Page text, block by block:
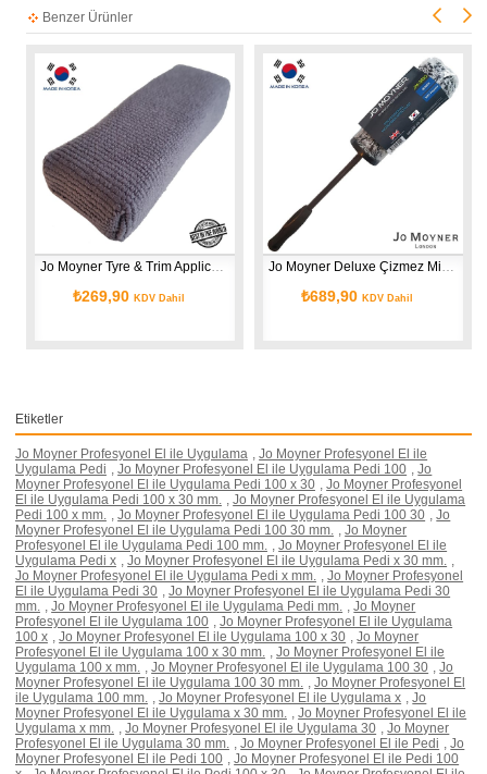
Benzer Ürünler
Jo Moyner Tyre & Trim Applicator - Lastik ve Plastik Uygulama Pedi Aplikatörü Kore'den ithal
KDV Dahil
Jo Moyner Deluxe Çizmez Mikrofiber Hızlı Jant Temizleme Fırçası Büyük Boy Kore'den ithal
KDV Dahil
Etiketler
Jo Moyner Profesyonel El ile Uygulama , Jo Moyner Profesyonel El ile
Uygulama Pedi , Jo Moyner Profesyonel El ile Uygulama Pedi 100 , Jo
Moyner Profesyonel El ile Uygulama Pedi 100 x 30 , Jo Moyner Profesyonel
El ile Uygulama Pedi 100 x 30 mm. , Jo Moyner Profesyonel El ile Uygulama
Pedi 100 x mm. , Jo Moyner Profesyonel El ile Uygulama Pedi 100 30 , Jo
Moyner Profesyonel El ile Uygulama Pedi 100 30 mm. , Jo Moyner
Profesyonel El ile Uygulama Pedi 100 mm. , Jo Moyner Profesyonel El ile
Uygulama Pedi x , Jo Moyner Profesyonel El ile Uygulama Pedi x 30 mm. ,
Jo Moyner Profesyonel El ile Uygulama Pedi x mm. , Jo Moyner Profesyonel
El ile Uygulama Pedi 30 , Jo Moyner Profesyonel El ile Uygulama Pedi 30
mm. , Jo Moyner Profesyonel El ile Uygulama Pedi mm. , Jo Moyner
Profesyonel El ile Uygulama 100 , Jo Moyner Profesyonel El ile Uygulama
100 x , Jo Moyner Profesyonel El ile Uygulama 100 x 30 , Jo Moyner
Profesyonel El ile Uygulama 100 x 30 mm. , Jo Moyner Profesyonel El ile
Uygulama 100 x mm. , Jo Moyner Profesyonel El ile Uygulama 100 30 , Jo
Moyner Profesyonel El ile Uygulama 100 30 mm. , Jo Moyner Profesyonel El
ile Uygulama 100 mm. , Jo Moyner Profesyonel El ile Uygulama x , Jo
Moyner Profesyonel El ile Uygulama x 30 mm. , Jo Moyner Profesyonel El ile
Uygulama x mm. , Jo Moyner Profesyonel El ile Uygulama 30 , Jo Moyner
Profesyonel El ile Uygulama 30 mm. , Jo Moyner Profesyonel El ile Pedi , Jo
Moyner Profesyonel El ile Pedi 100 , Jo Moyner Profesyonel El ile Pedi 100